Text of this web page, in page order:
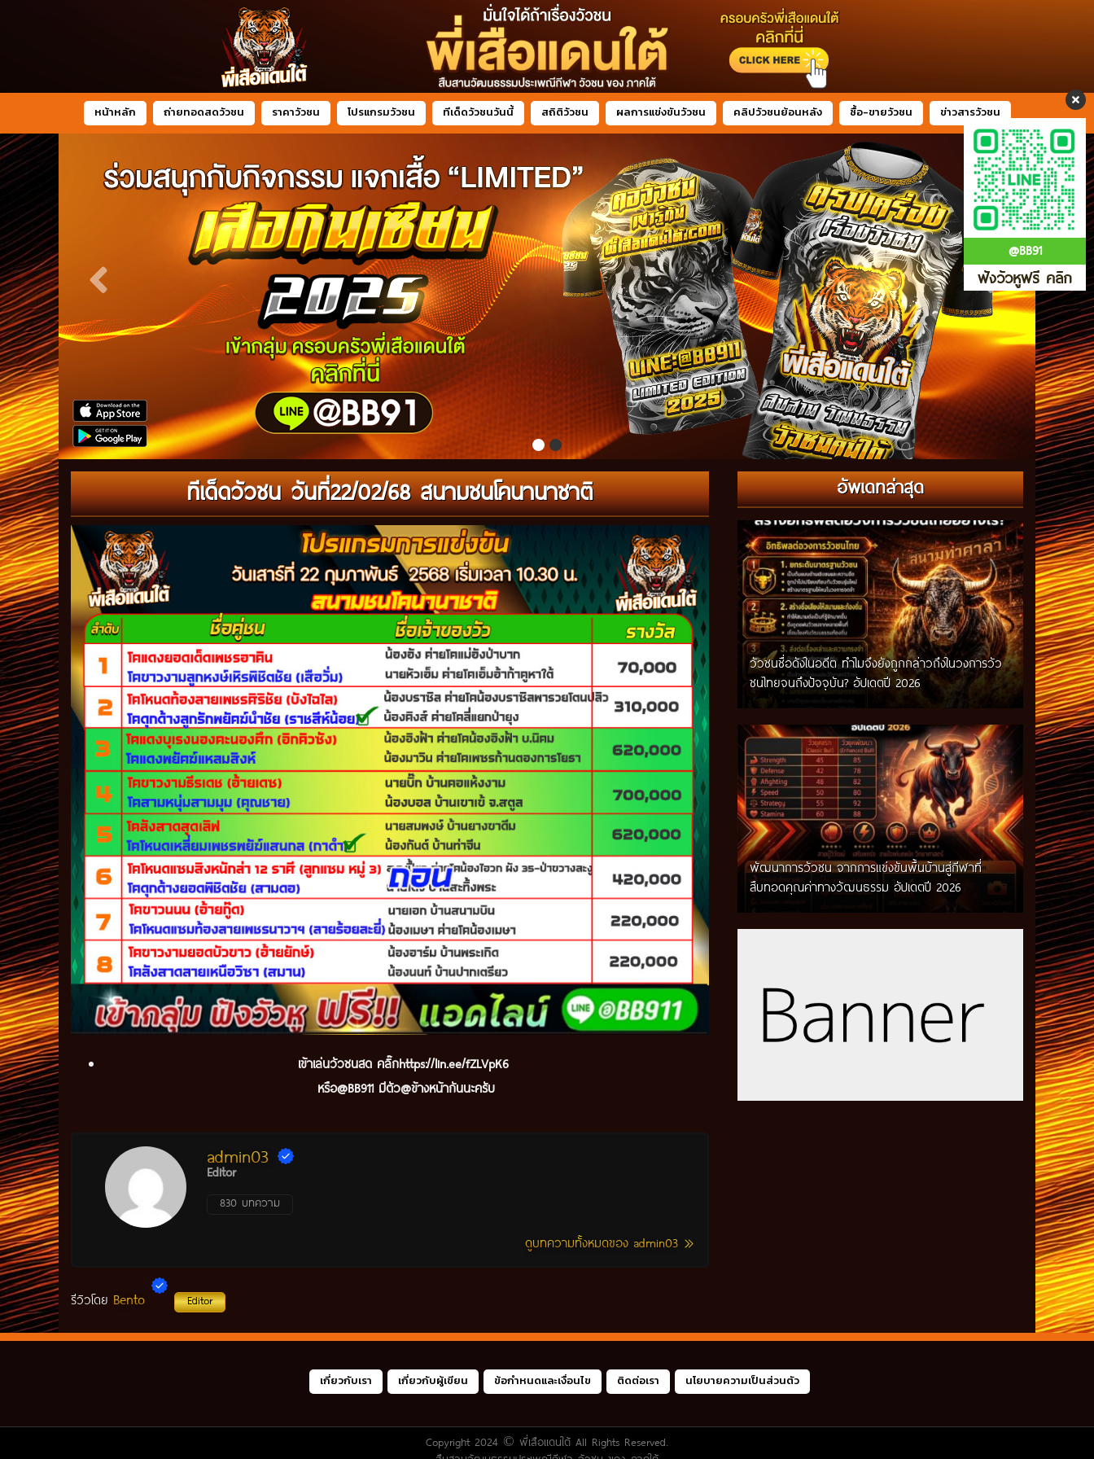
@BB91
ฟังวัวหูฟรี คลิก
หน้าหลัก ถ่ายทอดสดวัวชน ราคาวัวชน โปรแกรมวัวชน ทีเด็ดวัวชนวันนี้ สถิติวัวชน ผลการแข่งขันวัวชน คลิปวัวชนย้อนหลัง ซื้อ-ขายวัวชน ข่าวสารวัวชน
ทีเด็ดวัวชน วันที่22/02/68 สนามชนโคนานาชาติ
เข้าเล่นวัวชนสด คลิ๊กhttps://lin.ee/fZLVpK6
หรือ@BB911 มีตัว@ข้างหน้ากันนะครับ
admin03
Editor
830 บทความ
ดูบทความทั้งหมดของ admin03
รีวิวโดย Bento Editor
อัพเดทล่าสุด
วัวชนชื่อดังในอดีต ทำไมจึงยังถูกกล่าวถึงในวงการวัว
ชนไทยจนถึงปัจจุบัน? อัปเดตปี 2026
กติกาวัวชนสมัยก่อน วิถีการแข่งขันดั้งเดิมที่สืบทอด
ผ่านภูมิปัญญาท้องถิ่น อัปเดตปี 2026
พัฒนาการวัวชน จากการแข่งขันพื้นบ้านสู่กีฬาที่
สืบทอดคุณค่าทางวัฒนธรรม อัปเดตปี 2026
เกี่ยวกับเรา เกี่ยวกับผู้เขียน ข้อกำหนดและเงื่อนไข ติดต่อเรา นโยบายความเป็นส่วนตัว
Copyright 2024 © พี่เสือแดนใต้ All Rights Reserved.